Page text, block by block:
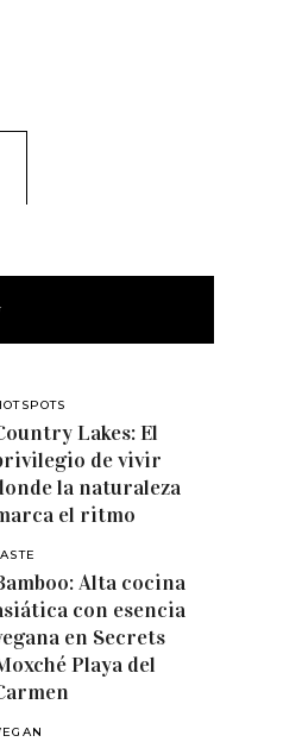
Lakes: El
de vivir
la naturaleza
el ritmo
Alta cocina
con esencia
en Secrets
Playa del